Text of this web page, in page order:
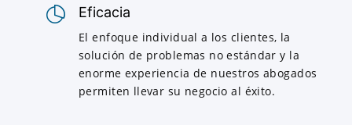
Eficacia
El enfoque individual a los clientes, la
solución de problemas no estándar y la
enorme experiencia de nuestros abogados
permiten llevar su negocio al éxito.